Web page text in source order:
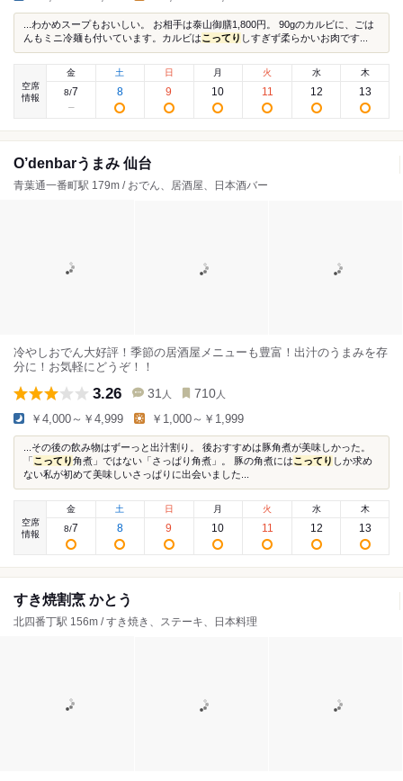
...わかめスープもおいしい。 お相手は泰山御膳1,800円。 90gのカルビに、ごは
んもミニ冷麺も付いています。カルビはこってり しすぎず柔らかいお肉です...
空席
情報
金
8/7
土
8
日
9
月
10
火
11
水
12
木
13
O’denbarうまみ 仙台
青葉通一番町駅 179m / おでん、居酒屋、日本酒バー
冷やしおでん大好評！季節の居酒屋メニューも豊富！出汁のうまみを存
分に！お気軽にどうぞ！！
3.26 31 人 710 人
￥4,000～￥4,999 ￥1,000～￥1,999
...その後の飲み物はずーっと出汁割り。 後おすすめは豚角煮が美味しかった。
「 こってり角煮」ではない「さっぱり角煮」。 豚の角煮にはこってり しか求め
ない私が初めて美味しいさっぱりに出会いました...
空席
情報
金
8/7
土
8
日
9
月
10
火
11
水
12
木
13
すき焼割烹 かとう
北四番丁駅 156m / すき焼き、ステーキ、日本料理